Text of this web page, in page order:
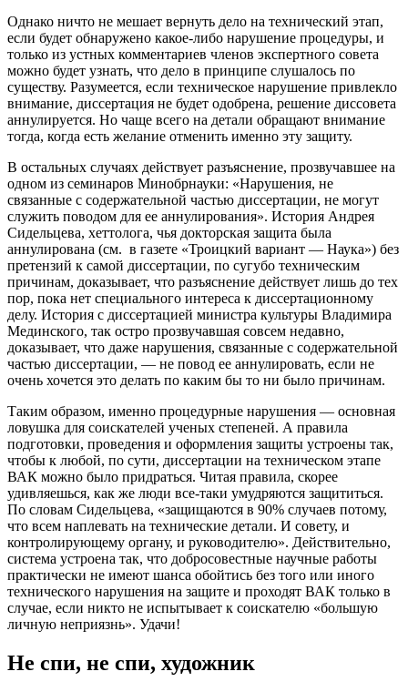
Однако ничто не мешает вернуть дело на технический этап,
если будет обнаружено какое-либо нарушение процедуры, и
только из устных комментариев членов экспертного совета
можно будет узнать, что дело в принципе слушалось по
существу. Разумеется, если техническое нарушение привлекло
внимание, диссертация не будет одобрена, решение диссовета
аннулируется. Но чаще всего на детали обращают внимание
тогда, когда есть желание отменить именно эту защиту.
В остальных случаях действует разъяснение, прозвучавшее на
одном из семинаров Минобрнауки: «Нарушения, не
связанные с содержательной частью диссертации, не могут
служить поводом для ее аннулирования». История Андрея
Сидельцева, хеттолога, чья докторская защита была
аннулирована (см. в газете «Троицкий вариант — Наука») без
претензий к самой диссертации, по сугубо техническим
причинам, доказывает, что разъяснение действует лишь до тех
пор, пока нет специального интереса к диссертационному
делу. История с диссертацией министра культуры Владимира
Мединского, так остро прозвучавшая совсем недавно,
доказывает, что даже нарушения, связанные с содержательной
частью диссертации, — не повод ее аннулировать, если не
очень хочется это делать по каким бы то ни было причинам.
Таким образом, именно процедурные нарушения — основная
ловушка для соискателей ученых степеней. А правила
подготовки, проведения и оформления защиты устроены так,
чтобы к любой, по сути, диссертации на техническом этапе
ВАК можно было придраться. Читая правила, скорее
удивляешься, как же люди все-таки умудряются защититься.
По словам Сидельцева, «защищаются в 90% случаев потому,
что всем наплевать на технические детали. И совету, и
контролирующему органу, и руководителю». Действительно,
система устроена так, что добросовестные научные работы
практически не имеют шанса обойтись без того или иного
технического нарушения на защите и проходят ВАК только в
случае, если никто не испытывает к соискателю «большую
личную неприязнь». Удачи!
Не спи, не спи, художник